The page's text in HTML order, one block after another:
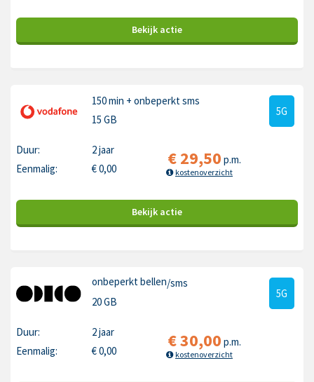
Bekijk actie
150 min + onbeperkt sms
15 GB
5G
Duur:
2 jaar
Eenmalig:
€0,00 €29,50 p.m.
kostenoverzicht
Bekijk actie
onbeperkt bellen/sms
20 GB
5G
Duur:
2 jaar
Eenmalig:
€0,00 €30,00 p.m.
kostenoverzicht